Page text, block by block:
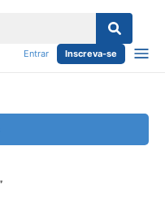
Entrar Inscreva-se